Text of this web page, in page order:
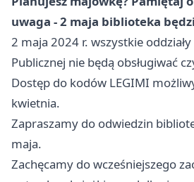
uwaga - 2 maja biblioteka
2 maja 2024 r. wszystkie
Publicznej nie będą obsługiwać
Dostęp do kodów LEGIMI
kwietnia.
Zapraszamy do odwiedzin
maja.
Zachęcamy do wcześniejszego